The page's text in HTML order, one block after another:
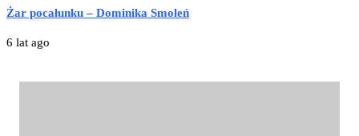
Żar pocałunku – Dominika Smoleń
6 lat ago